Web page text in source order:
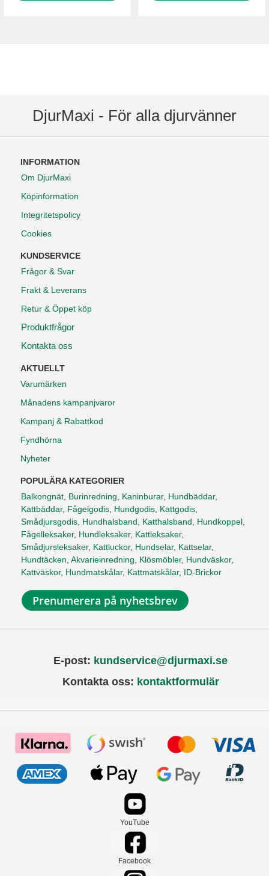
DjurMaxi - För alla djurvänner
INFORMATION
Om DjurMaxi
Köpinformation
Integritetspolicy
Cookies
KUNDSERVICE
Frågor & Svar
Frakt & Leverans
Retur & Öppet köp
Produktfrågor
Kontakta oss
AKTUELLT
Varumärken
Månadens kampanjvaror
Kampanj & Rabattkod
Fyndhörna
Nyheter
POPULÄRA KATEGORIER
Balkongnät, Burinredning, Kaninburar, Hundbäddar,
Kattbäddar, Fågelgodis, Hundgodis, Kattgodis,
Smådjursgodis, Hundhalsband, Katthalsband, Hundkoppel,
Fågelleksaker, Hundleksaker, Kattleksaker,
Smådjursleksaker, Kattluckor, Hundselar, Kattselar,
Hundtäcken, Akvarieinredning, Klösmöbler, Hundväskor,
Kattväskor, Hundmatskålar, Kattmatskålar, ID-Brickor
Prenumerera på nyhetsbrev
E-post: kundservice@djurmaxi.se
Kontakta oss: kontaktformulär
YouTube
Facebook